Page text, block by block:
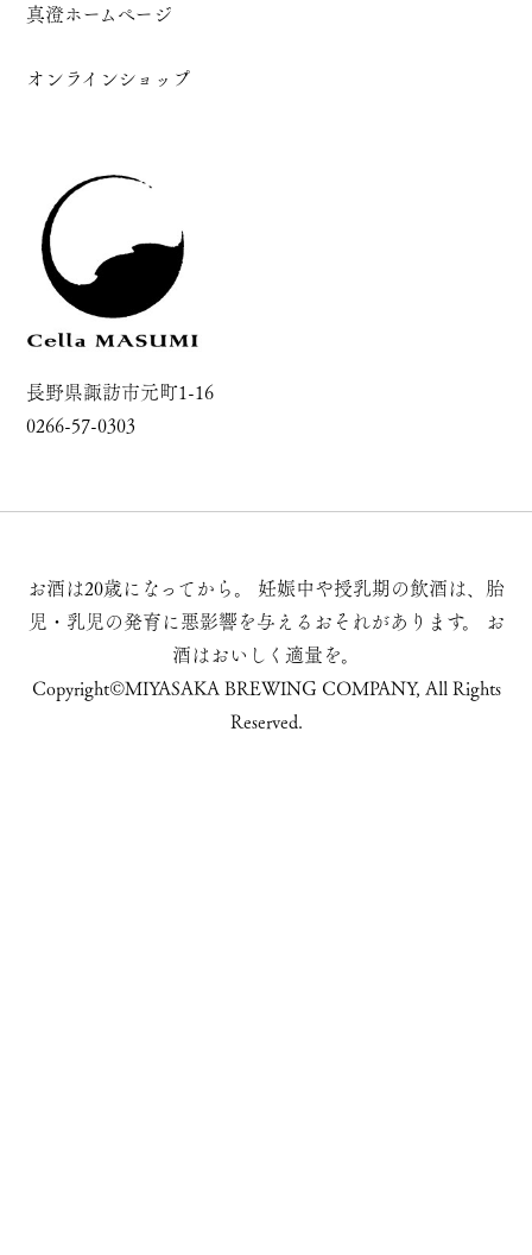
真澄ホームページ
オンラインショップ
長野県諏訪市元町1-16
0266-57-0303
お酒は20歳になってから。
妊娠中や授乳期の飲酒は、胎
児・乳児の発育に悪影響を与えるおそれがあります。
お
酒はおいしく適量を。
Copyright©MIYASAKA BREWING COMPANY, All Rights
Reserved.